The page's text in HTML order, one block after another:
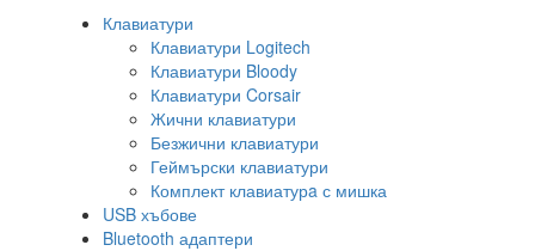
Клавиатури
Клавиатури Logitech
Клавиатури Bloody
Клавиатури Corsair
Жични клавиатури
Безжични клавиатури
Геймърски клавиатури
Комплект клавиатурa с мишка
USB хъбове
Bluetooth адаптери